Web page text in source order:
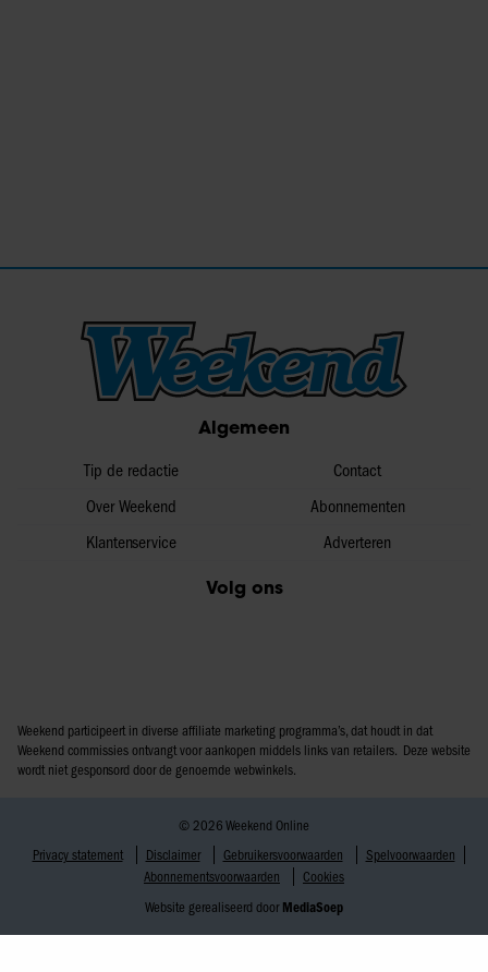
Algemeen
Tip de redactie
Over Weekend
Klantenservice
Contact
Abonnementen
Adverteren
Volg ons
Weekend participeert in diverse affiliate marketing programma’s, dat houdt in dat
Weekend commissies ontvangt voor aankopen middels links van retailers. Deze website
wordt niet gesponsord door de genoemde webwinkels.
© 2026 Weekend Online
Privacy statement
Disclaimer Gebruikersvoorwaarden
Spelvoorwaarden
Abonnementsvoorwaarden
Cookies
Website gerealiseerd door MediaSoep